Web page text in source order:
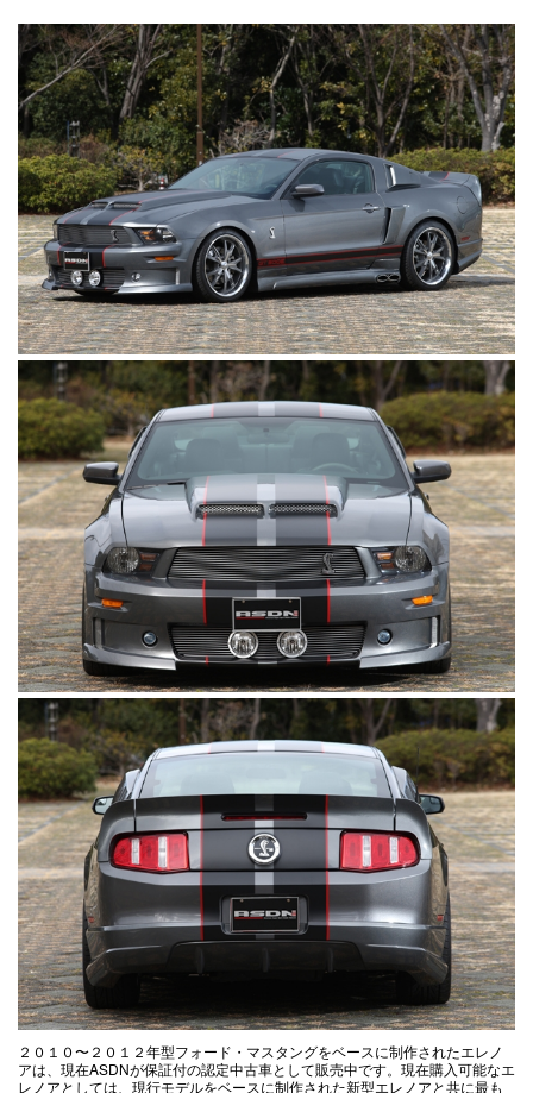
２０１０〜２０１２年型フォード・マスタングをベースに制作されたエレノ
アは、現在ASDNが保証付の認定中古車として販売中です。現在購入可能なエ
レノアとしては、現行モデルをベースに制作された新型エレノアと共に最も